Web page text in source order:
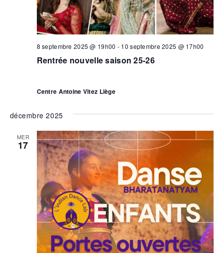
Rentrée nouvelle saison 25-26
8 septembre 2025 @ 19h00 - 10 septembre 2025 @ 17h00
Centre Antoine Vitez Liège
décembre 2025
MER
17